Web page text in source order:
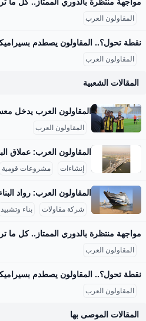
المقاولون العرب
المقاولون العرب
المقالات الشعبية
المقاولون العرب
إنشاءات مشروعات قومية
شركة مقاولات بناء وتشييد
المقاولون العرب
المقاولون العرب
المقالات الموصى بها